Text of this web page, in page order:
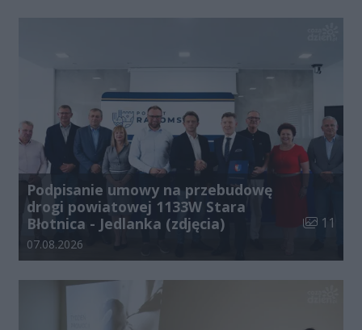
Podpisanie umowy na przebudowę
drogi powiatowej 1133W Stara
Błotnica - Jedlanka (zdjęcia)
Liczba
11
Data dodania galerii:
07.08.2026